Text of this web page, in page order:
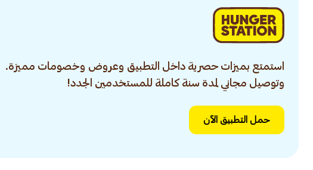
استمتع بميزات حصرية داخل التطبيق وعروض وخصومات مميزة.
وتوصيل مجاني لمدة سنة كاملة للمستخدمين الجدد!
حمل التطبيق الآن